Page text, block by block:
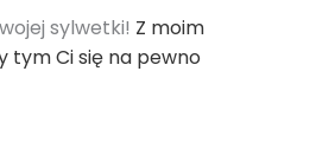
sylwetki! Z moim
tym Ci się na pewno